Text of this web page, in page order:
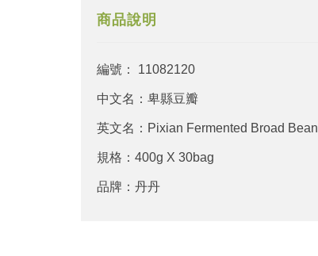
商品說明
編號： 11082120
中文名：卑縣豆瓣
英文名：Pixian Fermented Broad Bean
規格：400g X 30bag
品牌：丹丹